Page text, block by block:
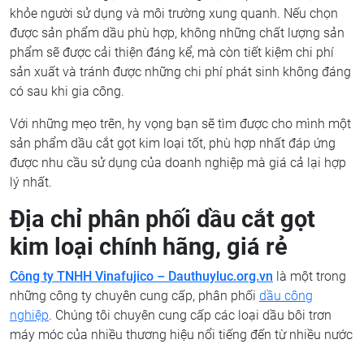
khỏe người sử dụng và môi trường xung quanh. Nếu chọn
được sản phẩm dầu phù hợp, không những chất lượng sản
phẩm sẽ được cải thiện đáng kể, mà còn tiết kiệm chi phí
sản xuất và tránh được những chi phí phát sinh không đáng
có sau khi gia công.
Với những mẹo trên, hy vọng bạn sẽ tìm được cho mình một
sản phẩm dầu cắt gọt kim loại tốt, phù hợp nhất đáp ứng
được nhu cầu sử dụng của doanh nghiệp mà giá cả lại hợp
lý nhất.
Địa chỉ phân phối dầu cắt gọt
kim loại chính hãng, giá rẻ
Công ty TNHH Vinafujico – Dauthuyluc.org.vn là một trong
những công ty chuyên cung cấp, phân phối dầu công
nghiệp. Chúng tôi chuyên cung cấp các loại dầu bôi trơn
máy móc của nhiều thương hiệu nổi tiếng đến từ nhiều nước